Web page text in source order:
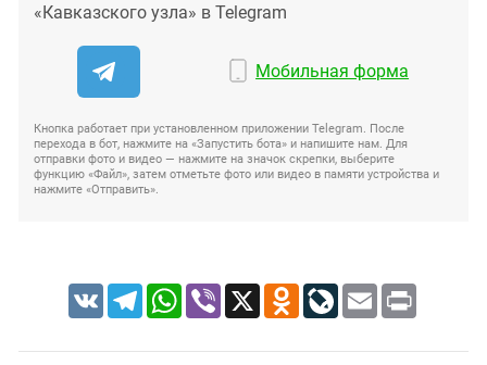
«Кавказского узла» в Telegram
Мобильная форма
Кнопка работает при установленном приложении Telegram. После
перехода в бот, нажмите на «Запустить бота» и напишите нам. Для
отправки фото и видео — нажмите на значок скрепки, выберите
функцию «Файл», затем отметьте фото или видео в памяти устройства и
нажмите «Отправить».
VK TelegramWhatsApp
Viber X Odnoklassniki
LiveJournal
Email Print